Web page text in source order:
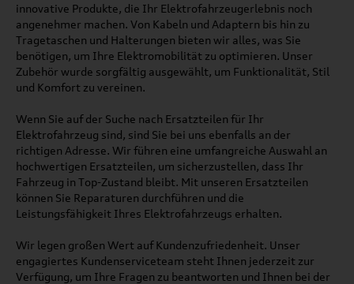
innovative Produkte, die Ihr Elektrofahrzeugerlebnis noch
angenehmer machen. Von Kabeln und Adaptern bis hin zu
Tragetaschen und Halterungen bieten wir alles, was Sie
benötigen, um Ihre Elektromobilität zu optimieren. Unser
Zubehör wurde sorgfältig ausgewählt, um Funktionalität, Stil
und Komfort zu vereinen.
Wenn Sie auf der Suche nach Ersatzteilen für Ihr
Elektrofahrzeug sind, sind Sie bei uns ebenfalls an der
richtigen Adresse. Wir führen eine umfangreiche Auswahl an
hochwertigen Ersatzteilen, um sicherzustellen, dass Ihr
Fahrzeug in Top-Zustand bleibt. Mit unseren Ersatzteilen
können Sie Reparaturen durchführen und die
Leistungsfähigkeit Ihres Elektrofahrzeugs erhalten.
Wir legen großen Wert auf Kundenzufriedenheit. Unser
engagiertes Kundenserviceteam steht Ihnen jederzeit zur
Verfügung, um Ihre Fragen zu beantworten und Ihnen bei der